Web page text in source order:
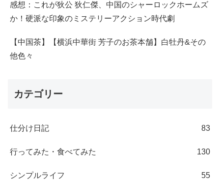
感想：これが狄公 狄仁傑、中国のシャーロックホームズ
か！硬派な印象のミステリーアクション時代劇
【中国茶】【横浜中華街 芳子のお茶本舗】白牡丹&その
他色々
カテゴリー
仕分け日記 83
行ってみた・食べてみた 130
シンプルライフ 55